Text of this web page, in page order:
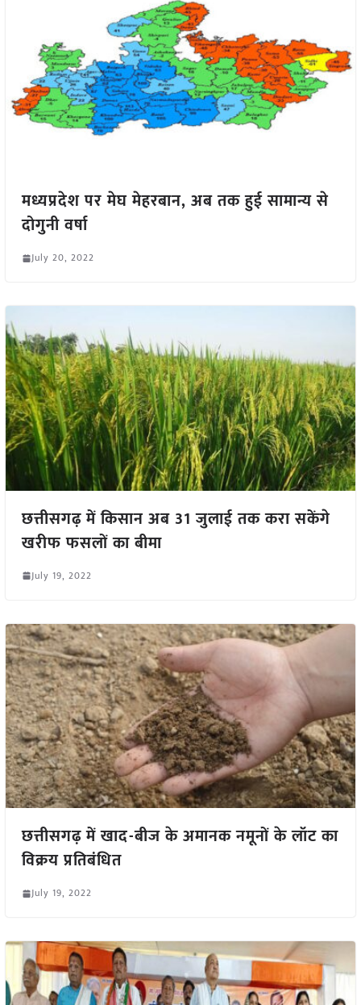
मध्यप्रदेश पर मेघ मेहरबान, अब तक हुई सामान्य से
दोगुनी वर्षा
July 20, 2022
छत्तीसगढ़ में किसान अब 31 जुलाई तक करा सकेंगे
खरीफ फसलों का बीमा
July 19, 2022
छत्तीसगढ़ में खाद-बीज के अमानक नमूनों के लॉट का
विक्रय प्रतिबंधित
July 19, 2022